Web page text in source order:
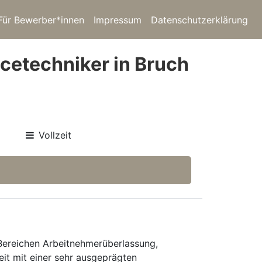
Bewerber*innen Impressum Datenschutzerklärung
in Bruch
Vollzeit
Arbeitnehmerüberlassung,
mit einer sehr ausgeprägten